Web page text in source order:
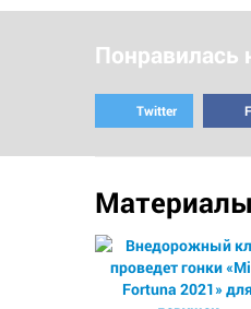
Понравилась
Twitter